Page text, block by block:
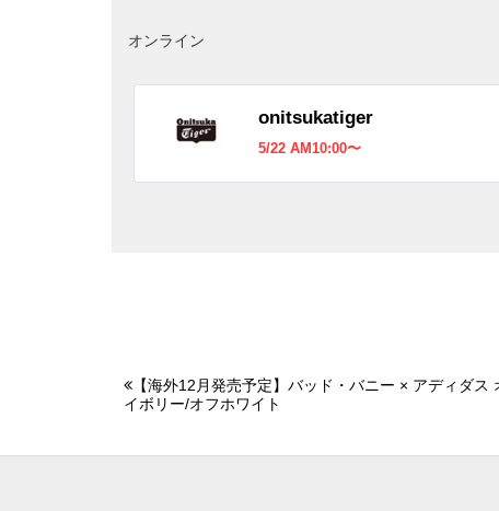
オンライン
onitsukatiger
5/22 AM10:00〜
【海外12月発売予定】バッド・バニー × アディダ
イボリー/オフホワイト